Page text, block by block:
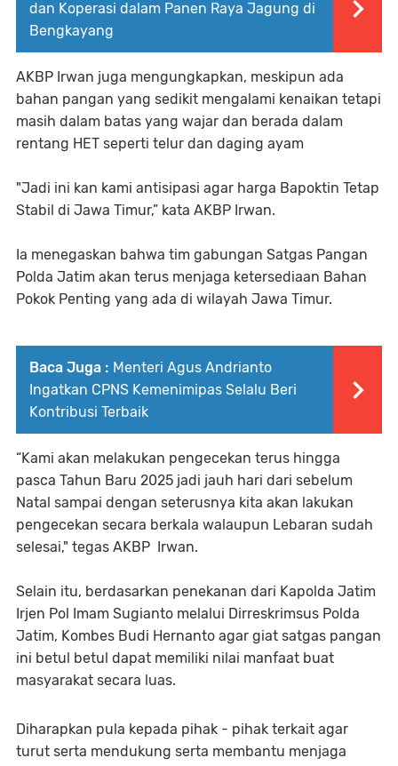
dan Koperasi dalam Panen Raya Jagung di
Bengkayang
AKBP Irwan juga mengungkapkan, meskipun ada
bahan pangan yang sedikit mengalami kenaikan tetapi
masih dalam batas yang wajar dan berada dalam
rentang HET seperti telur dan daging ayam
"Jadi ini kan kami antisipasi agar harga Bapoktin Tetap
Stabil di Jawa Timur,” kata AKBP Irwan.
Ia menegaskan bahwa tim gabungan Satgas Pangan
Polda Jatim akan terus menjaga ketersediaan Bahan
Pokok Penting yang ada di wilayah Jawa Timur.
Baca Juga : Menteri Agus Andrianto
Ingatkan CPNS Kemenimipas Selalu Beri
Kontribusi Terbaik
“Kami akan melakukan pengecekan terus hingga
pasca Tahun Baru 2025 jadi jauh hari dari sebelum
Natal sampai dengan seterusnya kita akan lakukan
pengecekan secara berkala walaupun Lebaran sudah
selesai," tegas AKBP Irwan.
Selain itu, berdasarkan penekanan dari Kapolda Jatim
Irjen Pol Imam Sugianto melalui Dirreskrimsus Polda
Jatim, Kombes Budi Hernanto agar giat satgas pangan
ini betul betul dapat memiliki nilai manfaat buat
masyarakat secara luas.
Diharapkan pula kepada pihak - pihak terkait agar
turut serta mendukung serta membantu menjaga